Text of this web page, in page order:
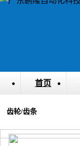
首页
齿轮/齿条